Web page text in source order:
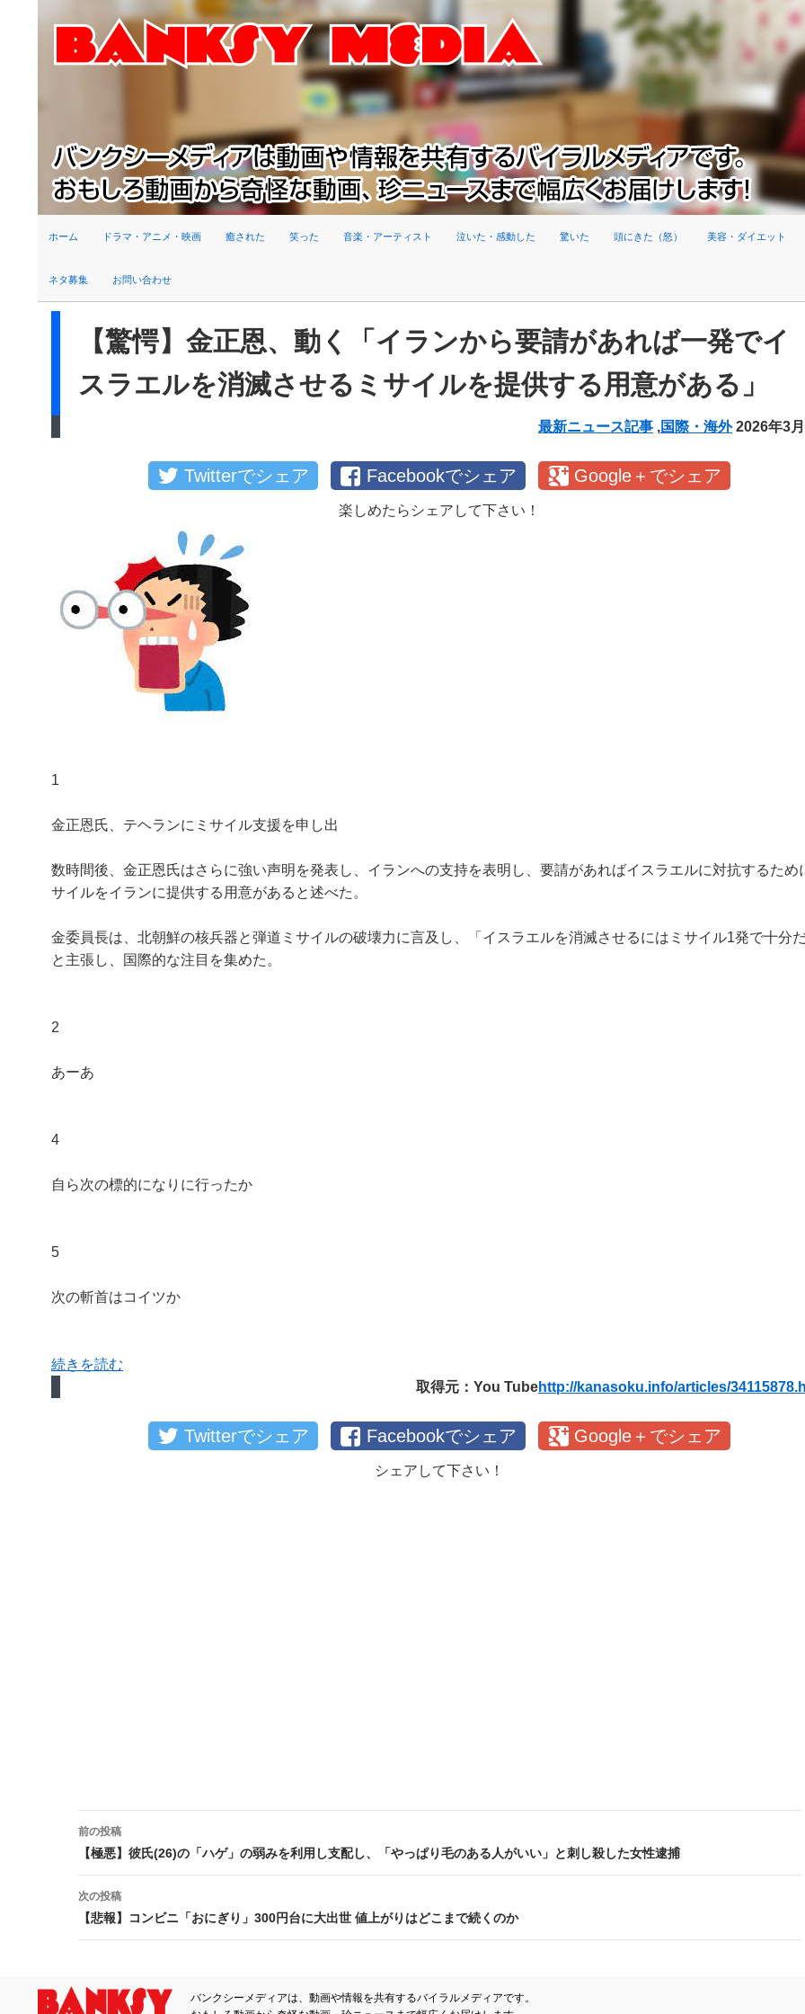
ホーム ドラマ・アニメ・映画 癒された 笑った 音楽・アーティスト 泣いた・感動した 驚いた 頭にきた（怒） 美容・ダイエット
ネタ募集 お問い合わせ
【驚愕】金正恩、動く「イランから要請があれば一発でイ
スラエルを消滅させるミサイルを提供する用意がある」
最新ニュース記事 ,国際・海外2026年3
Twitterでシェア Facebookでシェア Google＋でシェア
楽しめたらシェアして下さい！
1
金正恩氏、テヘランにミサイル支援を申し出
数時間後、金正恩氏はさらに強い声明を発表し、イランへの支持を表明し、要請があればイスラエルに対抗するため
サイルをイランに提供する用意があると述べた。
金委員長は、北朝鮮の核兵器と弾道ミサイルの破壊力に言及し、「イスラエルを消滅させるにはミサイル1発で十分
と主張し、国際的な注目を集めた。
2
あーあ
4
自ら次の標的になりに行ったか
5
次の斬首はコイツか
続きを読む
取得元：You Tubehttp://kanasoku.info/articles/
Twitterでシェア Facebookでシェア Google＋でシェア
シェアして下さい！
投稿ナビゲーション
前の投稿
【極悪】彼氏(26)の「ハゲ」の弱みを利用し支配し、「やっぱり毛のある人がいい」と刺し殺した女性逮捕
次の投稿
【悲報】コンビニ「おにぎり」300円台に大出世 値上がりはどこまで続くのか
バンクシーメディアは、動画や情報を共有するバイラルメディアです。